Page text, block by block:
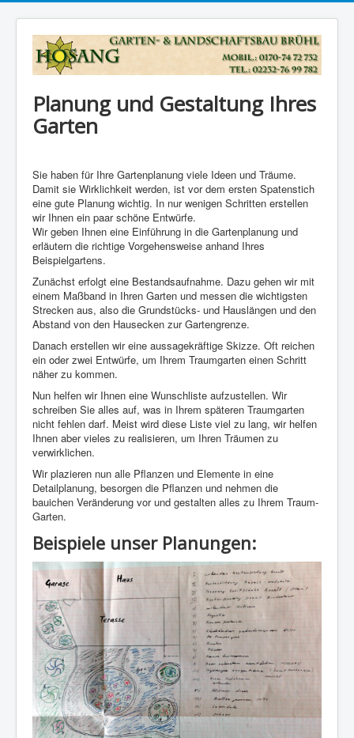
Planung und Gestaltung Ihres
Garten
Sie haben für Ihre Gartenplanung viele Ideen und Träume.
Damit sie Wirklichkeit werden, ist vor dem ersten Spatenstich
eine gute Planung wichtig. In nur wenigen Schritten erstellen
wir Ihnen ein paar schöne Entwürfe.
Wir geben Ihnen eine Einführung in die Gartenplanung und
erläutern die richtige Vorgehensweise anhand Ihres
Beispielgartens.
Zunächst erfolgt eine Bestandsaufnahme. Dazu gehen wir mit
einem Maßband in Ihren Garten und messen die wichtigsten
Strecken aus, also die Grundstücks- und Hauslängen und den
Abstand von den Hausecken zur Gartengrenze.
Danach erstellen wir eine aussagekräftige Skizze. Oft reichen
ein oder zwei Entwürfe, um Ihrem Traumgarten einen Schritt
näher zu kommen.
Nun helfen wir Ihnen eine Wunschliste aufzustellen. Wir
schreiben Sie alles auf, was in Ihrem späteren Traumgarten
nicht fehlen darf. Meist wird diese Liste viel zu lang, wir helfen
Ihnen aber vieles zu realisieren, um Ihren Träumen zu
verwirklichen.
Wir plazieren nun alle Pflanzen und Elemente in eine
Detailplanung, besorgen die Pflanzen und nehmen die
bauichen Veränderung vor und gestalten alles zu Ihrem Traum-
Garten.
Beispiele unser Planungen: